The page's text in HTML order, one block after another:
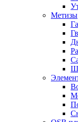
Метизы